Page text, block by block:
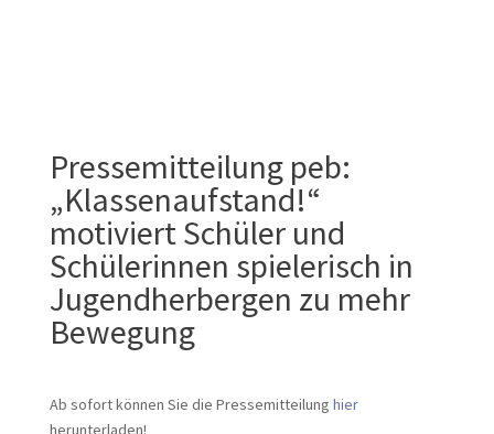
Pressemitteilung peb:
„Klassenaufstand!“
motiviert Schüler und
Schülerinnen spielerisch in
Jugendherbergen zu mehr
Bewegung
Ab sofort können Sie die Pressemitteilung hier
herunterladen!